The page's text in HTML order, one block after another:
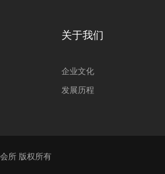
关于我们
企业文化
发展历程
所 版权所有